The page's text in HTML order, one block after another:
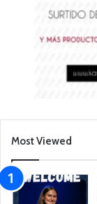
Most Viewed